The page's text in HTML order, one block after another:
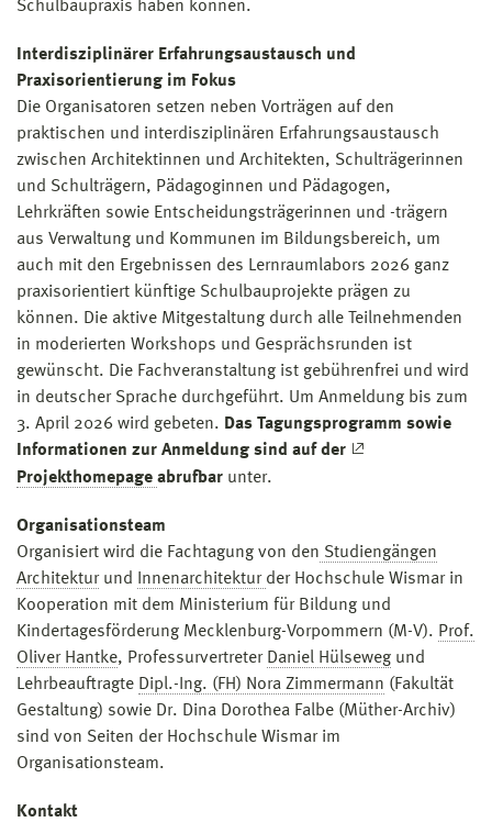
Schulbaupraxis haben können.
Interdisziplinärer Erfahrungsaustausch und
Praxisorientierung im Fokus
Die Organisatoren setzen neben Vorträgen auf den
praktischen und interdisziplinären Erfahrungsaustausch
zwischen Architektinnen und Architekten, Schulträgerinnen
und Schulträgern, Pädagoginnen und Pädagogen,
Lehrkräften sowie Entscheidungsträgerinnen und -trägern
aus Verwaltung und Kommunen im Bildungsbereich, um
auch mit den Ergebnissen des Lernraumlabors 2026 ganz
praxisorientiert künftige Schulbauprojekte prägen zu
können. Die aktive Mitgestaltung durch alle Teilnehmenden
in moderierten Workshops und Gesprächsrunden ist
gewünscht. Die Fachveranstaltung ist gebührenfrei und wird
in deutscher Sprache durchgeführt. Um Anmeldung bis zum
3. April 2026 wird gebeten. Das Tagungsprogramm sowie
Informationen zur Anmeldung sind auf der
Projekthomepage abrufbar unter.
Organisationsteam
Organisiert wird die Fachtagung von den Studiengängen
Architekturund Innenarchitektur der Hochschule Wismar in
Kooperation mit dem Ministerium für Bildung und
Kindertagesförderung Mecklenburg-Vorpommern (M-V). Prof.
Oliver Hantke, Professurvertreter Daniel Hülseweg und
Lehrbeauftragte Dipl.-Ing. (FH) Nora Zimmermann (Fakultät
Gestaltung) sowie Dr. Dina Dorothea Falbe (Müther-Archiv)
sind von Seiten der Hochschule Wismar im
Organisationsteam.
Kontakt